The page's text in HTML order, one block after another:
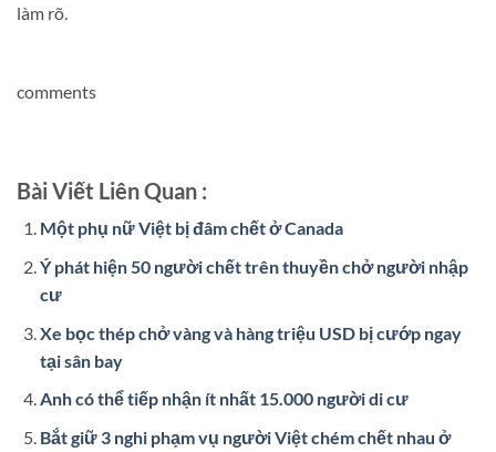
làm rõ.
comments
Bài Viết Liên Quan :
Một phụ nữ Việt bị đâm chết ở Canada
Ý phát hiện 50 người chết trên thuyền chở người nhập
cư
Xe bọc thép chở vàng và hàng triệu USD bị cướp ngay
tại sân bay
Anh có thể tiếp nhận ít nhất 15.000 người di cư
Bắt giữ 3 nghi phạm vụ người Việt chém chết nhau ở